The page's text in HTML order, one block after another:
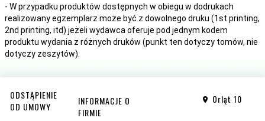
- W przypadku produktów dostępnych w obiegu w dodrukach
realizowany egzemplarz może być z dowolnego druku (1st printing,
2nd printing, itd) jeżeli wydawca oferuje pod jednym kodem
produktu wydania z różnych druków (punkt ten dotyczy tomów, nie
dotyczy zeszytów).
ODSTĄPIENIE
OD UMOWY
INFORMACJE O
FIRMIE
Orląt 10